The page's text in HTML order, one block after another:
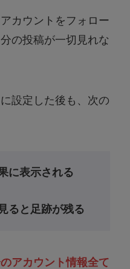
カウントをフォロー
の投稿が一切見れな
設定した後も、次の
に表示される
ると足跡が残る
アカウント情報全て